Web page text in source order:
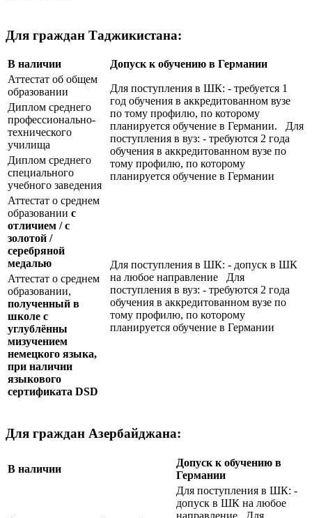
Для граждан Таджикистана:
В наличии
Допуск к обучению в Германии
Аттестат об общем
образовании
Для поступления в ШК: - требуется 1
год обучения в аккредитованном вузе
по тому профилю, по которому
планируется обучение в Германии. Для
поступления в вуз: - требуются 2 года
обучения в аккредитованном вузе по
тому профилю, по которому
планируется обучение в Германии
Диплом среднего
профессионально-
технического
училища
Диплом среднего
специального
учебного заведения
Аттестат о среднем
образовании с
отличием / с
золотой /
серебряной
медалью
Для поступления в ШК: - допуск в ШК
на любое направление Для
поступления в вуз: - требуются 2 года
обучения в аккредитованном вузе по
тому профилю, по которому
планируется обучение в Германии
Аттестат о среднем
образовании,
полученный в
школе с
углублённы
мизучением
немецкого языка,
при наличии
языкового
сертификата DSD
Для граждан Азербайджана:
В наличии
Допуск к обучению в
Германии
Для поступления в ШК: -
допуск в ШК на любое
направление Для